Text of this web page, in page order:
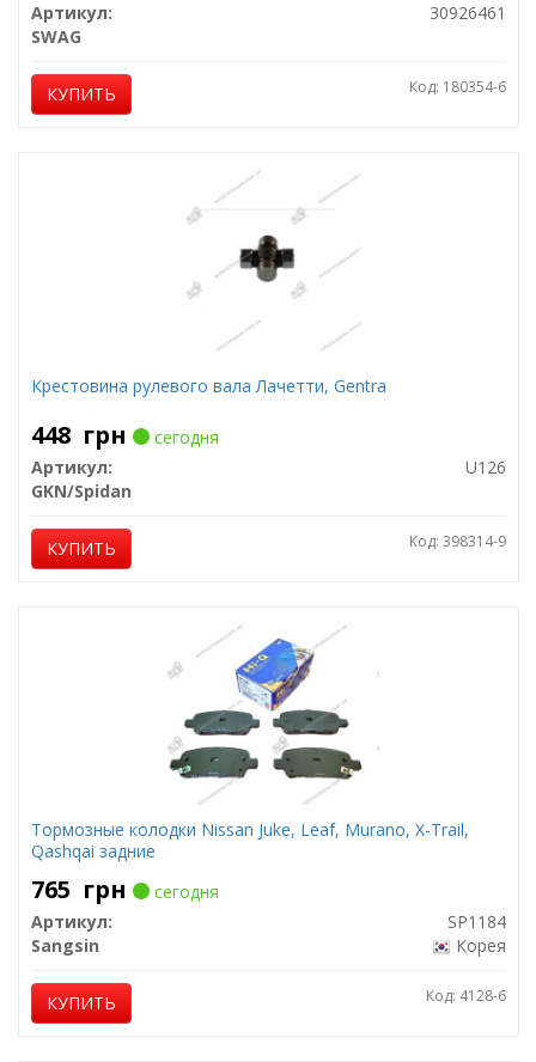
Артикул:
30926461
SWAG
КУПИТЬ Код: 180354-6
Крестовина рулевого вала Лачетти, Gentra
448 грн
сегодня
Артикул:
U126
GKN/Spidan
КУПИТЬ Код: 398314-9
Тормозные колодки Nissan Juke, Leaf, Murano, X-Trail,
Qashqai задние
765 грн
сегодня
Артикул:
SP1184
Sangsin
Корея
КУПИТЬ Код: 4128-6